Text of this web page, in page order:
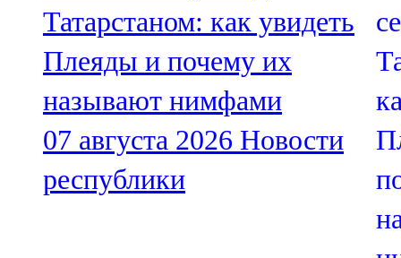
Татарстаном: как увидеть
Плеяды и почему их
называют нимфами
07 августа 2026 Новости
республики